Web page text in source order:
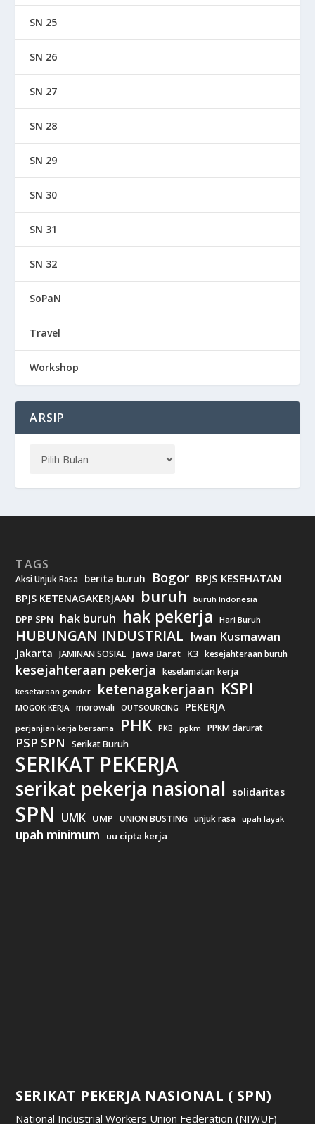
SN 25
SN 26
SN 27
SN 28
SN 29
SN 30
SN 31
SN 32
SoPaN
Travel
Workshop
ARSIP
TAGS
Aksi Unjuk Rasa berita buruh Bogor BPJS KESEHATAN
BPJS KETENAGAKERJAAN buruh buruh Indonesia
DPP SPN hak buruh hak pekerja Hari Buruh
HUBUNGAN INDUSTRIAL Iwan Kusmawan
Jakarta JAMINAN SOSIAL Jawa Barat K3 kesejahteraan buruh
kesejahteraan pekerja keselamatan kerja
kesetaraan gender ketenagakerjaan KSPI
MOGOK KERJA morowali OUTSOURCING PEKERJA
perjanjian kerja bersama PHK PKB ppkm PPKM darurat
PSP SPN Serikat Buruh
SERIKAT PEKERJA
serikat pekerja nasional solidaritas
SPN UMK UMP UNION BUSTING unjuk rasa upah layak
upah minimum uu cipta kerja
SERIKAT PEKERJA NASIONAL ( SPN)
National Industrial Workers Union Federation (NIWUF)